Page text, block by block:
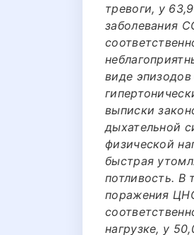
тревоги, у
заболевания
виде
выписки
дыхательной
физической
быстрая
потливость. В
поражения
нагрузке, у